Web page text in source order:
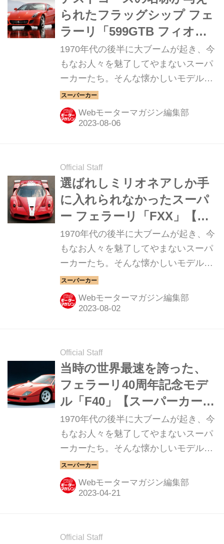
られたフラッグシップ フェ
ラーリ「599GTB フィオラ
ノ」【スーパーカークロニ
クル／059】
1970年代の後半に大ブームが起き、今
もなお人々を魅了してやまないスーパ
ーカーたち。そんな懐かしいモデルか
ら現代のハイパースポーツまでを紹介
していく、スーパーカークロニクル。
今回は、フェラーリ 599GTB フィオラ
Webモーターマガジン編集部
Official Staff
選ばれしミリオネアしか手
に入れられなかったスーパ
ー フェラーリ「FXX」【ス
ーパーカークロニクル／
058】
1970年代の後半に大ブームが起き、今
もなお人々を魅了してやまないスーパ
ーカーたち。そんな懐かしいモデルか
ら現代のハイパースポーツまでを紹介
していく、スーパーカークロニクル。
今回は、フェラーリ FXXだ
Webモーターマガジン編集部
Official Staff
当時の世界最速を誇った、
フェラーリ40周年記念モデ
ル「F40」【スーパーカーク
ロニクル／029】
1970年代の後半に大ブームが起き、今
もなお人々を魅了してやまないスーパ
ーカーたち。そんな懐かしいモデルか
ら現代のハイパースポーツまでを紹介
していく、スーパーカークロニクル。
今回は、フェラーリ F40だ。 フェラー
で、F40が発表されたのは1987年7
Webモーターマガジン編集部
Official Staff